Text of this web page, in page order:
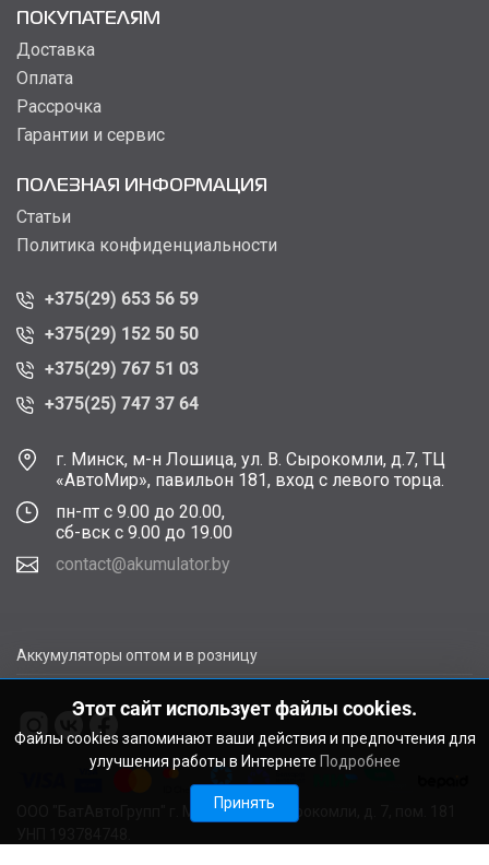
ПОКУПАТЕЛЯМ
Доставка
Оплата
Рассрочка
Гарантии и сервис
ПОЛЕЗНАЯ ИНФОРМАЦИЯ
Статьи
Политика конфиденциальности
+375(29) 653 56 59
+375(29) 152 50 50
+375(29) 767 51 03
+375(25) 747 37 64
г. Минск, м-н Лошица, ул. В. Сырокомли, д.7, ТЦ
«АвтоМир», павильон 181, вход с левого торца.
пн-пт с 9.00 до 20.00,
сб-вск с 9.00 до 19.00
contact@akumulator.by
Аккумуляторы оптом и в розницу
ООО "БатАвтоГрупп" г. Минск, ул. В. Сырокомли, д. 7, пом. 181
Этот сайт использует файлы cookies.
Файлы cookies запоминают ваши действия и предпочтения для
улучшения работы в Интернете Подробнее
Принять